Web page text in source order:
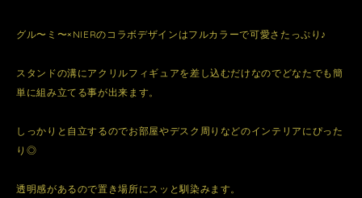
グル〜ミ〜×NIERのコラボデザインはフルカラーで可愛さたっぷり♪
スタンドの溝にアクリルフィギュアを差し込むだけなのでどなたでも簡
単に組み立てる事が出来ます。
しっかりと自立するのでお部屋やデスク周りなどのインテリアにぴった
り◎
透明感があるので置き場所にスッと馴染みます。